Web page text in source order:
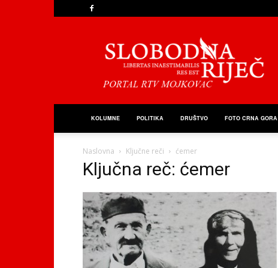
Riječ
KOLUMNE POLITIKA DRUŠTVO FOTO CRNA GORA
Naslovna Ključne reči ćemer
Ključna reč: ćemer